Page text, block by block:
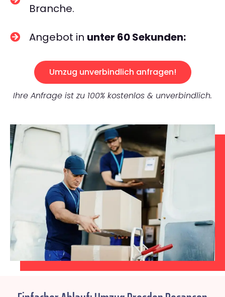
Branche.
Angebot in unter 60 Sekunden:
Umzug unverbindlich anfragen!
Ihre Anfrage ist zu 100% kostenlos & unverbindlich.